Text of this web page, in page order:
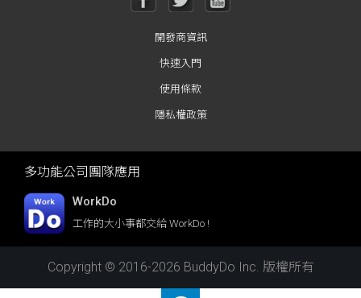
開發商資訊
快速入門
使用條款
隱私權政策
多功能公司團隊應用
WorkDo
工作的大小事都交給 WorkDo !
Copyright © 2016-2026 BuddyDo Inc. 版權所有